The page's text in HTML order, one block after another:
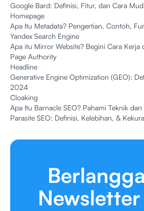
Google Bard: Definisi, Fitur, dan Cara
Homepage
Apa Itu Metadata? Pengertian, Contoh,
Yandex Search Engine
Apa itu Mirror Website? Begini Cara Kerja
Page Authority
Headline
Generative Engine Optimization (GEO):
2024
Cloaking
Apa Itu Barnacle SEO? Pahami Teknik
Parasite SEO: Definisi, Kelebihan, &